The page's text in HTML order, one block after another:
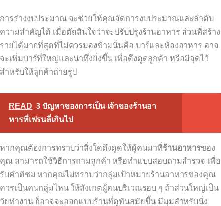
การร่างงบประมาณ จะช่วยให้คุณจัดการงบประมาณและลำดับ
ความสำคัญได้ เมื่อตัดสินใจว่าจะปรับปรุงร้านอาหาร ส่วนที่สร้าง
รายได้มากที่สุดที่ไม่ควรมองข้ามนั่นคือ บาร์และห้องอาหาร อาจ
จะเพิ่มบาร์ที่ใหญ่และน่าทึ่งยิ่งขึ้น เพื่อดึงดูดลูกค้า หรือมีจุดไว้
สำหรับให้ลูกค้าถ่ายรูป
READ 3 ปัญหาของการเป็น เจ้าของร้านอา
หารที่เฟรนลี่เกินไป
หากคุณต้องการทราบว่าสิ่งใดดึงดูดให้ผู้คนมาที่ร้านอาหารของ
คุณ สามารถใช้วิธีการถามลูกค้า หรือทำแบบสอบถามสำรวจ เพื่อ
รับคำติชม หากคุณไม่ทราบว่ากลุ่มเป้าหมายร้านอาหารของคุณ
ควรเป็นคนกลุ่มไหน ให้สังเกตผู้คนบริเวณรอบ ๆ ถ้าส่วนใหญ่เป็น
วัยทำงาน ก็อาจจะออกแบบร้านที่ดูทันสมัยขึ้น มีมุมสำหรับนั่ง